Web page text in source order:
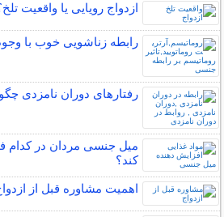
ازدواج رویایی یا واقعیت
رابطه زناشویی خوب با
رفتارهای دوران نامزدی
میل جنسی مردان در کدام
کند؟
اهمیت مشاوره قبل از